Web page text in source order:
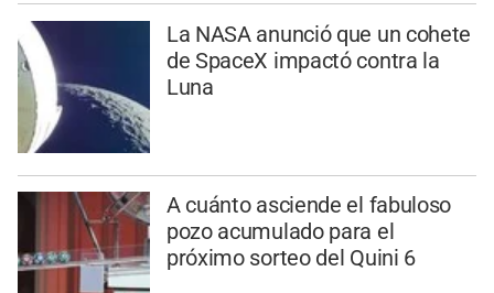
La NASA anunció que un cohete
de SpaceX impactó contra la
Luna
A cuánto asciende el fabuloso
pozo acumulado para el
próximo sorteo del Quini 6